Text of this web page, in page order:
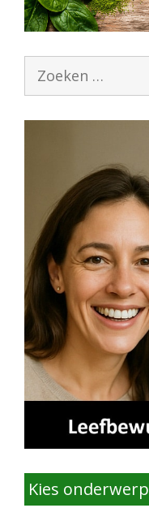
Zoek
Kies onderwerp